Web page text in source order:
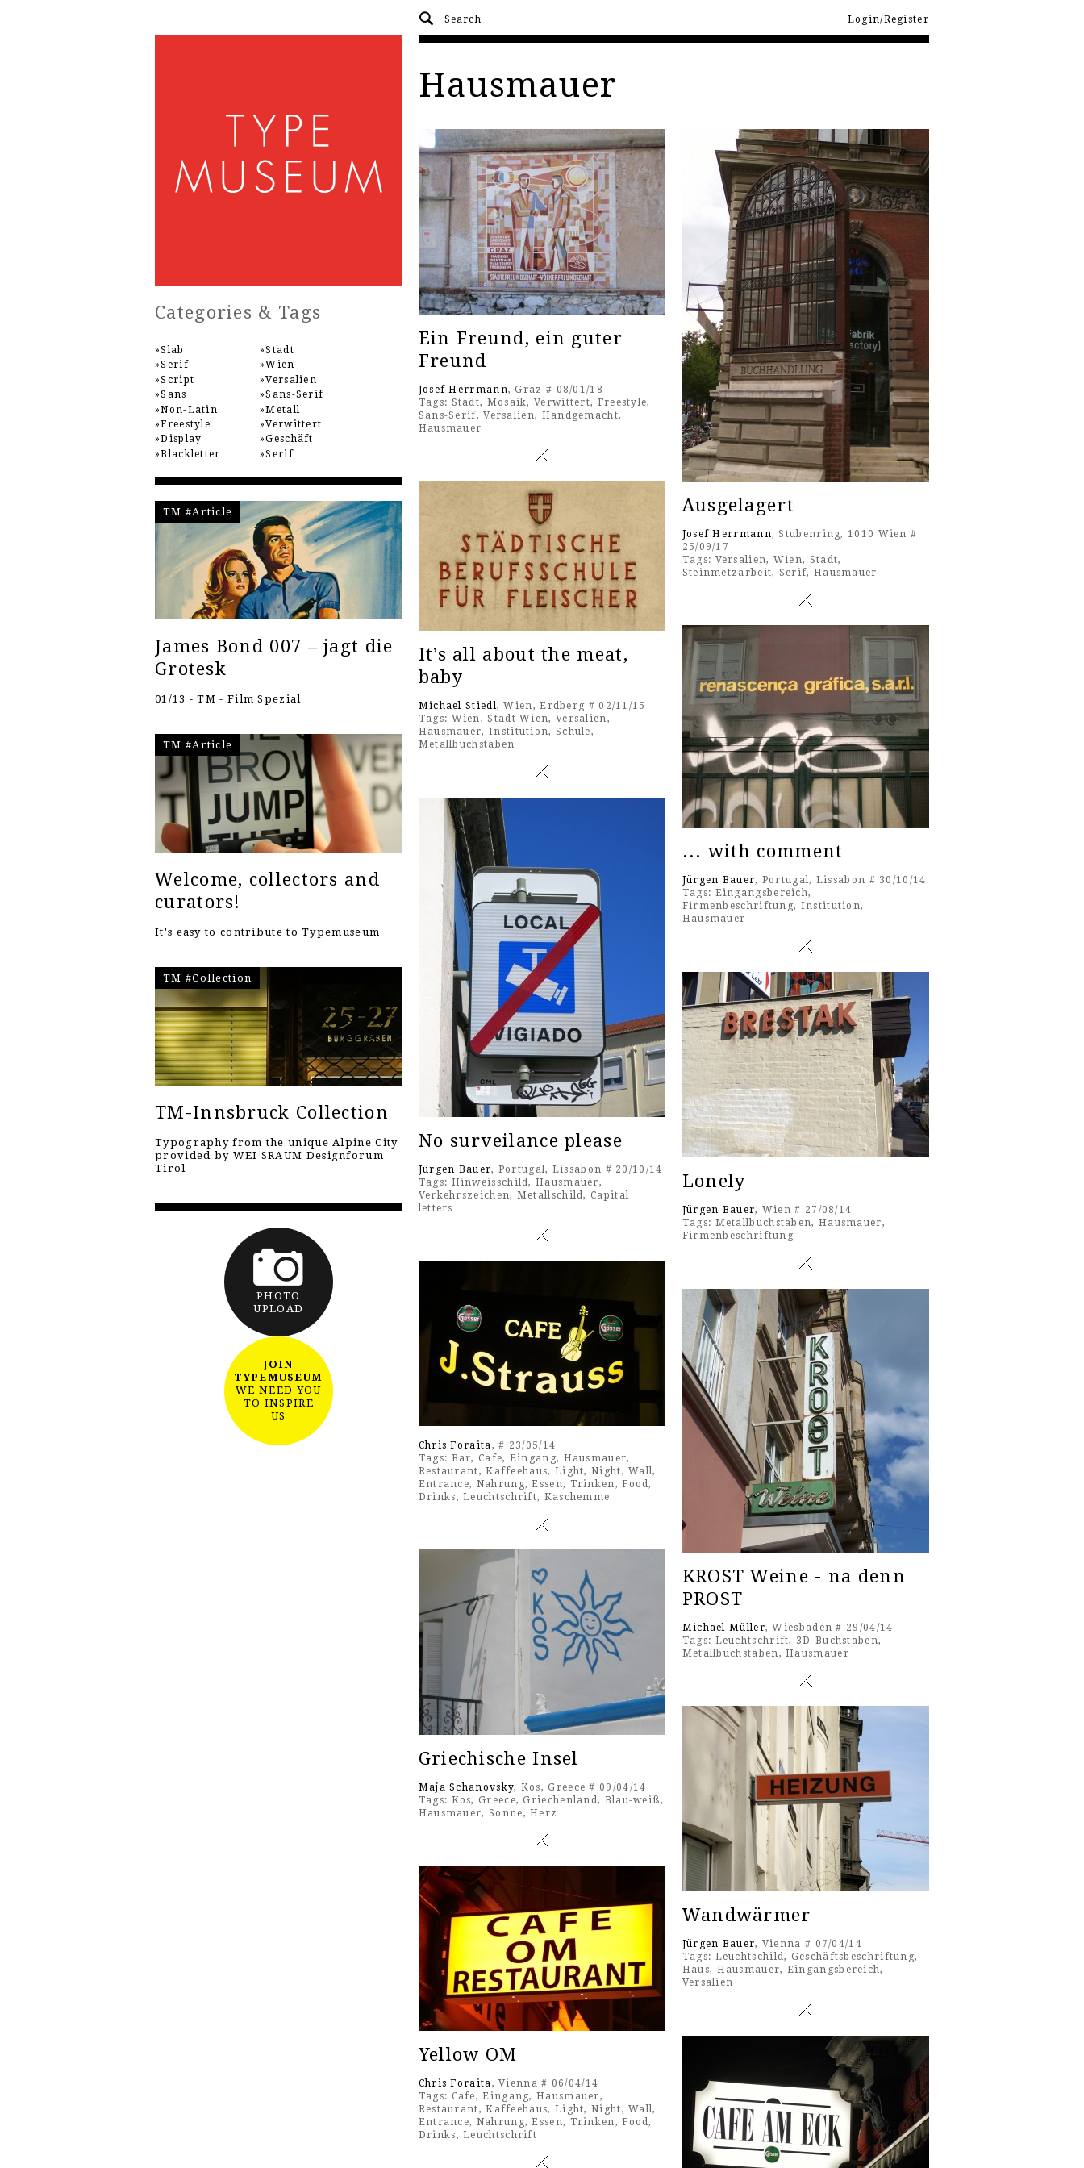
Login/Register
Hausmauer
Ein Freund, ein guter
Freund
Josef Herrmann, Graz # 08/01/18
Tags: Stadt, Mosaik,Verwittert, Freestyle,
Sans-Serif,Versalien, Handgemacht,
Hausmauer
Ausgelagert
Josef Herrmann, Stubenring, 1010 Wien #
25/09/17
Tags: Versalien, Wien, Stadt,
Steinmetzarbeit, Serif, Hausmauer
It’s all about the meat,
baby
Michael Stiedl, Wien, Erdberg # 02/11/15
Tags: Wien,Stadt Wien, Versalien,
Hausmauer, Institution, Schule,
Metallbuchstaben
... with comment
Jürgen Bauer, Portugal, Lissabon # 30/10/14
Tags: Eingangsbereich,
Firmenbeschriftung, Institution,
Hausmauer
No surveilance please
Jürgen Bauer, Portugal, Lissabon # 20/10/14
Tags: Hinweisschild,Hausmauer,
Verkehrszeichen, Metallschild, Capital
letters
Lonely
Jürgen Bauer, Wien # 27/08/14
Tags: Metallbuchstaben, Hausmauer,
Firmenbeschriftung
Chris Foraita, # 23/05/14
Tags: Bar, Cafe, Eingang, Hausmauer,
Restaurant,Kaffeehaus, Light,Night,Wall,
Entrance, Nahrung,Essen, Trinken,Food,
Drinks,Leuchtschrift, Kaschemme
KROST Weine - na denn
PROST
Michael Müller, Wiesbaden # 29/04/14
Tags: Leuchtschrift, 3D-Buchstaben,
Metallbuchstaben,Hausmauer
Griechische Insel
Maja Schanovsky, Kos, Greece # 09/04/14
Tags: Kos,Greece,Griechenland, Blau-weiß,
Hausmauer, Sonne,Herz
Wandwärmer
Jürgen Bauer, Vienna # 07/04/14
Tags: Leuchtschild, Geschäftsbeschriftung,
Haus, Hausmauer, Eingangsbereich,
Versalien
Yellow OM
Chris Foraita, Vienna # 06/04/14
Tags: Cafe,Eingang,Hausmauer,
Restaurant,Kaffeehaus, Light,Night,Wall,
Entrance, Nahrung,Essen, Trinken,Food,
Drinks,Leuchtschrift
Categories & Tags
Slab
Serif
Script
Sans
Non-Latin
Freestyle
Display
Blackletter
Stadt
Wien
Versalien
Sans-Serif
Metall
Verwittert
Geschäft
Serif
TM #Article
James Bond 007 – jagt die
Grotesk
01/13 - TM - Film Spezial
TM #Article
Welcome, collectors and
curators!
It's easy to contribute to Typemuseum
TM #Collection
TM-Innsbruck Collection
Typography from the unique Alpine City
provided by WEI SRAUM Designforum
Tirol
PHOTO
UPLOAD
JOIN
TYPEMUSEUM
WE NEED YOU
TO INSPIRE
US